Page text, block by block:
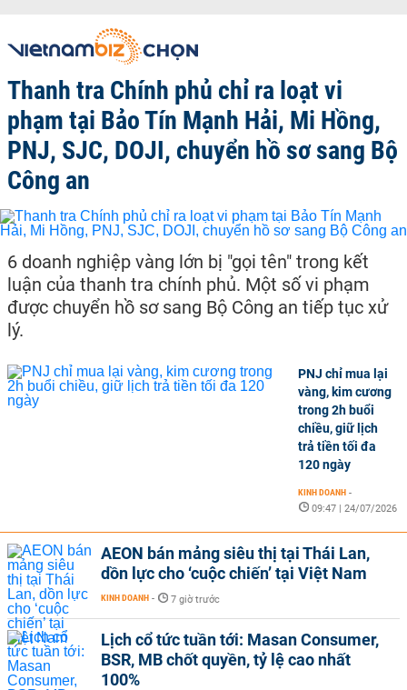
Thanh tra Chính phủ chỉ ra loạt vi
phạm tại Bảo Tín Mạnh Hải, Mi Hồng,
PNJ, SJC, DOJI, chuyển hồ sơ sang Bộ
Công an
6 doanh nghiệp vàng lớn bị "gọi tên" trong kết
luận của thanh tra chính phủ. Một số vi phạm
được chuyển hồ sơ sang Bộ Công an tiếp tục xử
lý.
PNJ chỉ mua lại
vàng, kim cương
trong 2h buổi
chiều, giữ lịch
trả tiền tối đa
120 ngày
KINH DOANH -
09:47 | 24/07/2026
AEON bán mảng siêu thị tại Thái Lan,
dồn lực cho ‘cuộc chiến’ tại Việt Nam
KINH DOANH - 7 giờ trước
Lịch cổ tức tuần tới: Masan Consumer,
BSR, MB chốt quyền, tỷ lệ cao nhất
100%